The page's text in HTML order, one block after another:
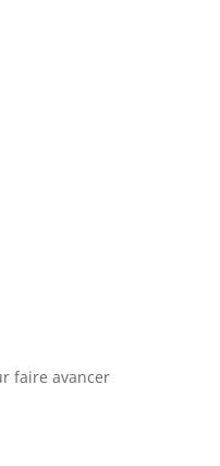
faire avancer